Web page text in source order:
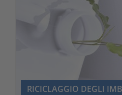
RICICLAGGIO DEGLI